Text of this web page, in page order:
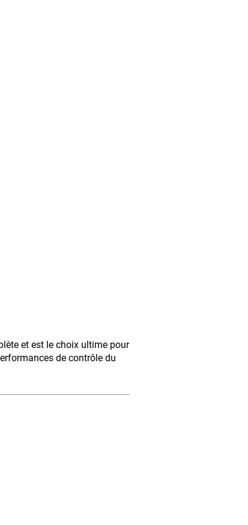
et est le choix ultime pour
de contrôle du